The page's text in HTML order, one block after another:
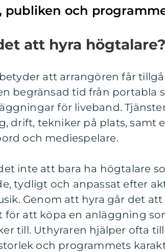
publiken och
att hyra högtalare?
betyder att arrangören får
begränsad tid från portabla
för liveband.
drift, tekniker på plats, samt
och mediespelare.
inte att bara ha högtalare
tydligt och anpassat efter
Genom att hyra går det att
för att köpa en anläggning
till. Uthyraren hjälper ofta
och programmets